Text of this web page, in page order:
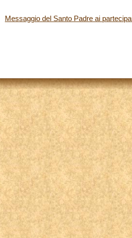
Messaggio del Santo Padre ai